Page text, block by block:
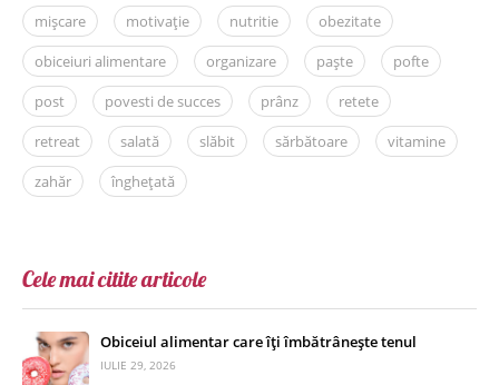
mișcare
motivație nutritie
obezitate
obiceiuri alimentare
organizare paște
pofte
post
povesti de succes prânz
retete
retreat
salată slăbit sărbătoare
vitamine
zahăr
înghețată
Cele mai citite articole
Obiceiul alimentar care îți îmbătrânește tenul
IULIE 29, 2026